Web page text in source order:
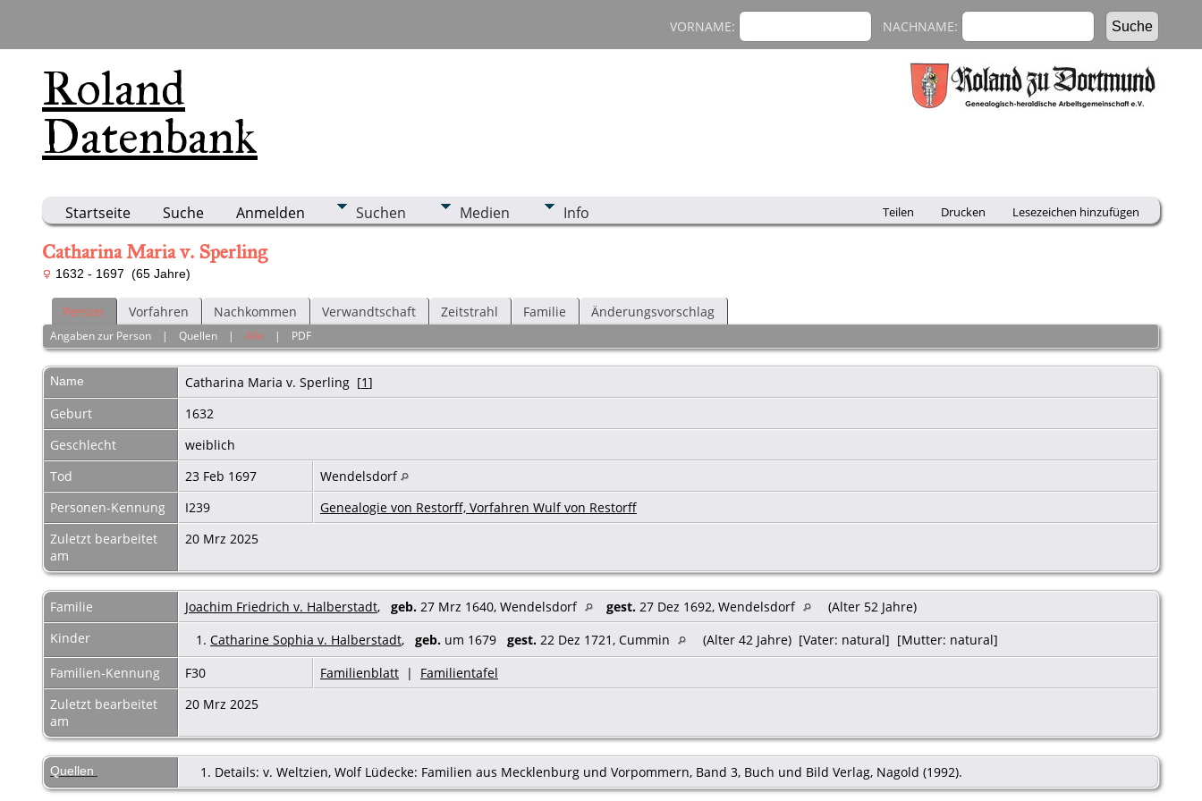
Roland
Datenbank
VORNAME: NACHNAME:
Startseite Suche Anmelden Suchen Medien Info Teilen Drucken Lesezeichen hinzufügen
Catharina Maria v. Sperling
1632 - 1697 (65 Jahre)
Person Vorfahren Nachkommen Verwandtschaft Zeitstrahl Familie Änderungsvorschlag
Angaben zur Person |Quellen |Alle | PDF
Name Catharina Maria v. Sperling [1]
Geburt
1632
Geschlecht
weiblich
Tod
23 Feb 1697
Wendelsdorf
Personen-Kennung
I239
Genealogie von Restorff, Vorfahren Wulf von Restorff
Zuletzt bearbeitet
am
20 Mrz 2025
Familie Joachim Friedrich v. Halberstadt, geb. 27 Mrz 1640, Wendelsdorf gest. 27 Dez 1692, Wendelsdorf
(Alter 52 Jahre)
Kinder
1. Catharine Sophia v. Halberstadt, geb. um 1679 gest. 22 Dez 1721, Cummin
(Alter 42 Jahre) [Vater: natural] [Mutter: natural]
Familien-Kennung
F30 Familienblatt | Familientafel
Zuletzt bearbeitet
am
20 Mrz 2025
Quellen Details: v. Weltzien, Wolf Lüdecke: Familien aus Mecklenburg und Vorpommern, Band 3, Buch und Bild Verlag, Nagold (1992).